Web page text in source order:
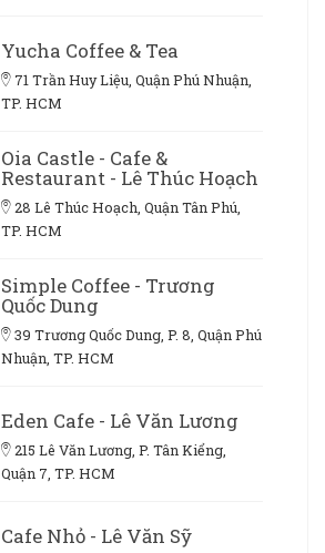
Yucha Coffee & Tea
71 Trần Huy Liệu, Quận Phú Nhuận,
TP. HCM
Oia Castle - Cafe &
Restaurant - Lê Thúc Hoạch
28 Lê Thúc Hoạch, Quận Tân Phú,
TP. HCM
Simple Coffee - Trương
Quốc Dung
39 Trương Quốc Dung, P. 8, Quận Phú
Nhuận, TP. HCM
Eden Cafe - Lê Văn Lương
215 Lê Văn Lương, P. Tân Kiểng,
Quận 7, TP. HCM
Cafe Nhỏ - Lê Văn Sỹ